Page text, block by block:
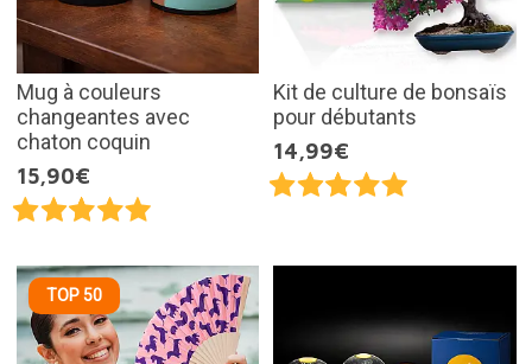
Mug à couleurs
changeantes avec
chaton coquin
15,90€
Kit de culture de bonsaïs
pour débutants
14,99€
TOP 50